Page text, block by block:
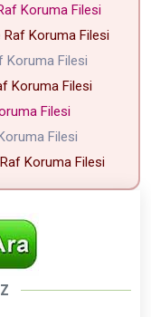
Koruma Filesi
Raf Koruma Filesi
Koruma Filesi
Koruma Filesi
Filesi
Filesi
Raf Koruma Filesi